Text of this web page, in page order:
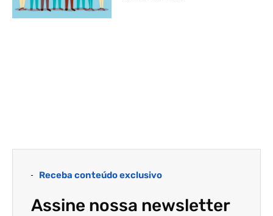
Receba conteúdo exclusivo
Assine nossa newsletter